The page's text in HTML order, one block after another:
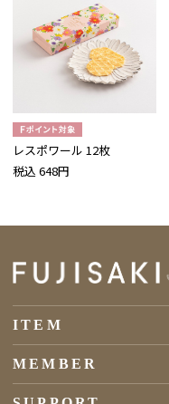
レスポワール 12枚
税込 648円
ITEM
MEMBER